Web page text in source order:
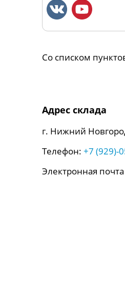
Со списком
Адрес склада
г. Нижний
Телефон: +7 (929)-
Электронная